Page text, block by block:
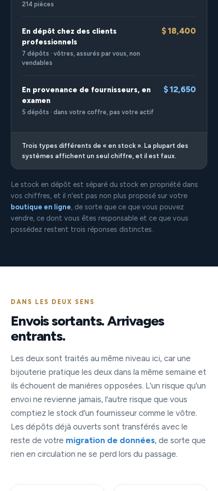
214 pièces
En dépôt chez des clients
professionnels
7 dépôts · vôtres, assurés par vous, non
vendables
$ 18,400
En provenance de fournisseurs, en
examen
5 dépôts · dans votre coffre, pas votre actif
$ 12,650
Trois types différents de « en stock ». La plupart des
systèmes affichent un seul chiffre, et il est faux.
Le stock en dépôt est séparé du stock en propriété dans
vos chiffres, et il n'est pas non plus proposé sur votre
boutique en ligne, de sorte que ce que vous pouvez
vendre, ce dont vous êtes responsable et ce que vous
possédez restent trois réponses distinctes.
DANS LES DEUX SENS
Envois sortants. Arrivages
entrants.
Les deux sont traités au même niveau ici, car une
bijouterie pratique les deux dans la même semaine et
ils échouent de manières opposées. L'un risque qu'un
envoi ne revienne jamais, l'autre risque que vous
comptiez le stock d'un fournisseur comme le vôtre.
Les dépôts déjà ouverts sont transférés avec le
reste de votre migration de données, de sorte que
rien en circulation ne se perd lors du passage.